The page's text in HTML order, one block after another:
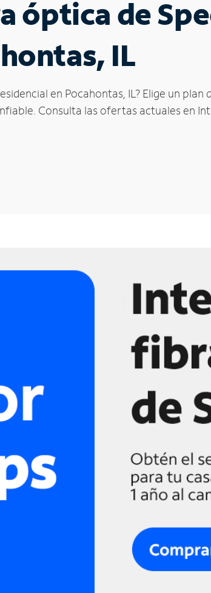
óptica de
IL
en Pocahontas, IL? Elige un
Consulta las ofertas actuales en